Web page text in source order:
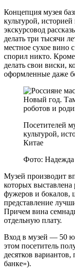
Концепция музея
культурой,
экскурсовод
делать три тысячи
местное сухое вино
спорил никто. Кроме
делать свои виски,
оформленные даже
Посетителей
культурой,
Китае
Фото: Надежда
Музей производит
которых выставлена
фужеров и бокалов,
представление
Причем вина
отдельную плату.
Вход в музей — 50
этом посетитель
десятков
банке»).